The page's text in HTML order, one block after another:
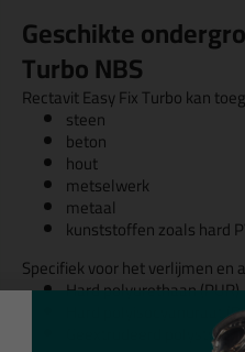
Geschikte
Turbo NBS
Rectavit Easy Fix Turbo kan
steen
beton
hout
metselwerk
metaal
kunststoffen zoals hard
Specifiek voor het verlijmen
Hard polyurethaan (PUR)
Hard polyisocyanuraat
Geëxtrudeerd